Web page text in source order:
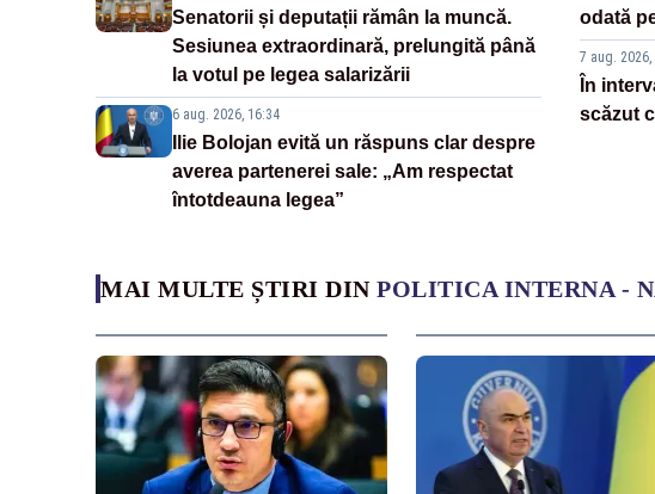
Senatorii și deputații rămân la muncă.
Sesiunea extraordinară, prelungită până
la votul pe legea salarizării
6 aug. 2026, 16:34
Ilie Bolojan evită un răspuns clar despre
averea partenerei sale: „Am respectat
întotdeauna legea”
odată
7 aug. 2026,
În
scăzut
MAI MULTE ȘTIRI DIN POLITICA INTERNA -